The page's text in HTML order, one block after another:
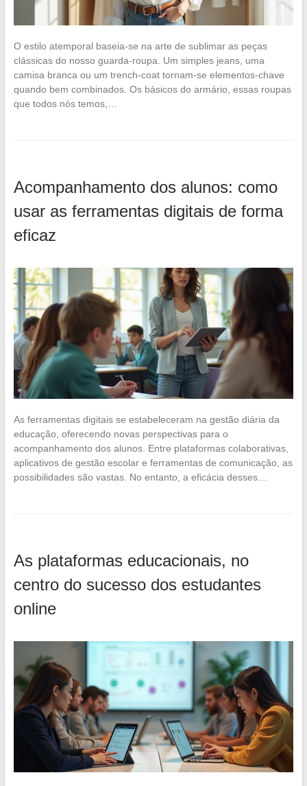
O estilo atemporal baseia-se na arte de sublimar as peças
clássicas do nosso guarda-roupa. Um simples jeans, uma
camisa branca ou um trench-coat tornam-se elementos-chave
quando bem combinados. Os básicos do armário, essas roupas
que todos nós temos,…
Acompanhamento dos alunos: como
usar as ferramentas digitais de forma
eficaz
As ferramentas digitais se estabeleceram na gestão diária da
educação, oferecendo novas perspectivas para o
acompanhamento dos alunos. Entre plataformas colaborativas,
aplicativos de gestão escolar e ferramentas de comunicação, as
possibilidades são vastas. No entanto, a eficácia desses…
As plataformas educacionais, no
centro do sucesso dos estudantes
online